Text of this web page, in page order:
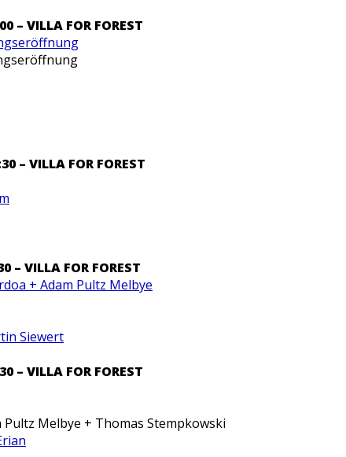
– VILLA FOR FOREST
– VILLA FOR FOREST
– VILLA FOR FOREST
+ Adam Pultz Melbye
Siewert
– VILLA FOR FOREST
Melbye + Thomas Stempkowski